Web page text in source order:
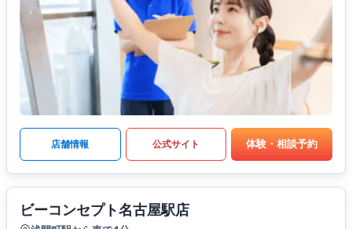
店舗情報 公式サイト 体験・相談予約
ビーコンセプト名古屋駅店